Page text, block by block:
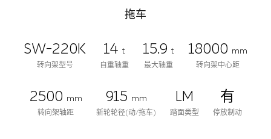
拖车
SW-220K
转向架型号
14 t
自重轴重
15.9 t
最大轴重
18000 mm
转向架中心距
2500 mm
转向架轴距
915 mm
新轮轮径(动/拖车)
LM
踏面类型
有
停放制动